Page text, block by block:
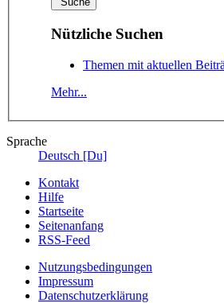
Nützliche Suchen
Themen mit aktuellen
Mehr...
Sprache
Deutsch [Du]
Kontakt
Hilfe
Startseite
Seitenanfang
RSS-Feed
Nutzungsbedingungen
Impressum
Datenschutzerklärung